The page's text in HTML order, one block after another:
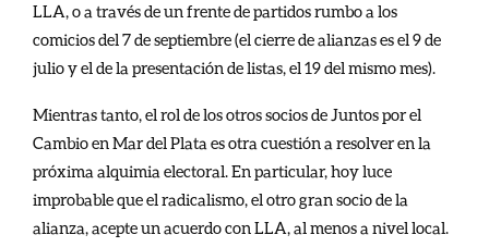
LLA, o a través de un frente de partidos rumbo a los
comicios del 7 de septiembre (el cierre de alianzas es el 9 de
julio y el de la presentación de listas, el 19 del mismo mes).
Mientras tanto, el rol de los otros socios de Juntos por el
Cambio en Mar del Plata es otra cuestión a resolver en la
próxima alquimia electoral. En particular, hoy luce
improbable que el radicalismo, el otro gran socio de la
alianza, acepte un acuerdo con LLA, al menos a nivel local.